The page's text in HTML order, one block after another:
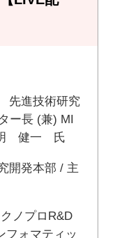
進技術研究
ー長 (兼) MI
明 健一 氏
発本部 / 主
ノプロR&D
ォマティッ